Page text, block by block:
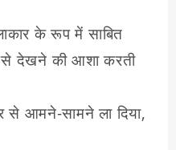
के रूप में साबित
से देखने की आशा करती
से आमने-सामने ला दिया,